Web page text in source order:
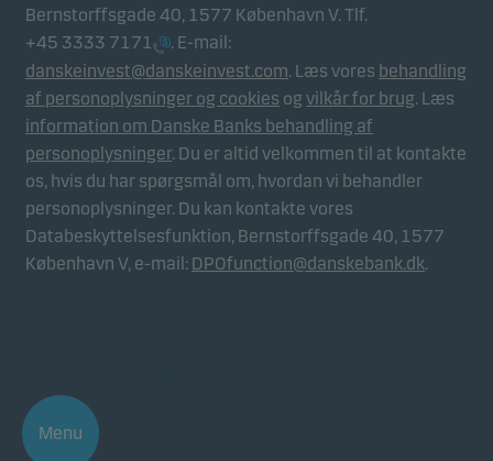
Menu
Bernstorffsgade 40, 1577 København V. Tlf.
+45 3333 7171
. E-mail:
danskeinvest@danskeinvest.com. Læs vores behandling
af personoplysninger og cookies og vilkår for brug. Læs
information om Danske Banks behandling af
personoplysninger. Du er altid velkommen til at kontakte
os, hvis du har spørgsmål om, hvordan vi behandler
personoplysninger. Du kan kontakte vores
Databeskyttelsesfunktion, Bernstorffsgade 40, 1577
København V, e-mail: DPOfunction@danskebank.dk.